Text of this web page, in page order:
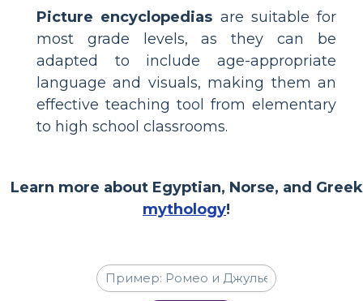
Picture encyclopedias are suitable for
most grade levels, as they can be
adapted to include age-appropriate
language and visuals, making them an
effective teaching tool from elementary
to high school classrooms.
Learn more about Egyptian, Norse, and Greek
mythology!